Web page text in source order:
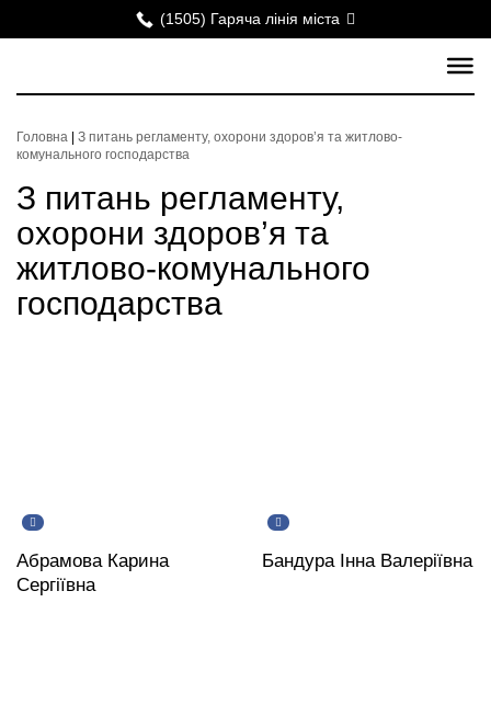
(1505) Гаряча лінія міста
Головна
З питань регламенту, охорони здоров’я та житлово-
комунального господарства
З питань регламенту,
охорони здоров’я та
житлово-комунального
господарства
Абрамова Карина
Сергіївна
Бандура Інна Валеріївна